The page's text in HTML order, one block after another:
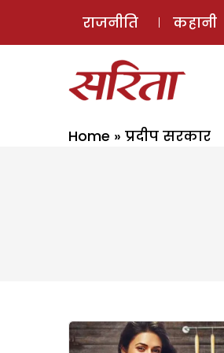
राजनीति कहानी
Home » प्रदीप सरकार